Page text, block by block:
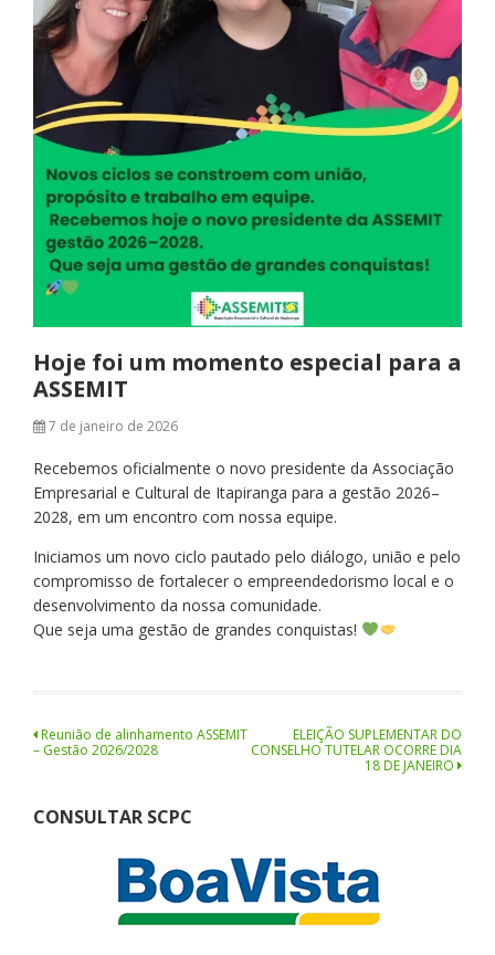
Hoje foi um momento especial para a
ASSEMIT
7 de janeiro de 2026
Recebemos oficialmente o novo presidente da Associação
Empresarial e Cultural de Itapiranga para a gestão 2026–
2028, em um encontro com nossa equipe.
Iniciamos um novo ciclo pautado pelo diálogo, união e pelo
compromisso de fortalecer o empreendedorismo local e o
desenvolvimento da nossa comunidade.
Que seja uma gestão de grandes conquistas!
Navegação
Post
Reunião de alinhamento ASSEMIT
– Gestão 2026/2028
ELEIÇÃO SUPLEMENTAR DO
CONSELHO TUTELAR OCORRE DIA
18 DE JANEIRO
CONSULTAR SCPC